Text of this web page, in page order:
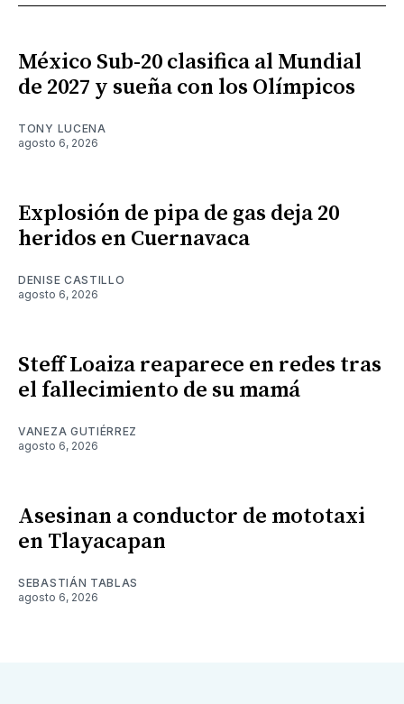
México Sub-20 clasifica al Mundial
de 2027 y sueña con los Olímpicos
TONY LUCENA
agosto 6, 2026
Explosión de pipa de gas deja 20
heridos en Cuernavaca
DENISE CASTILLO
agosto 6, 2026
Steff Loaiza reaparece en redes tras
el fallecimiento de su mamá
VANEZA GUTIÉRREZ
agosto 6, 2026
Asesinan a conductor de mototaxi
en Tlayacapan
SEBASTIÁN TABLAS
agosto 6, 2026